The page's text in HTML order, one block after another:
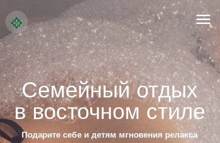
Семейный отдых
в восточном стиле
Подарите себе и детям мгновения релакса
и радости в аутентичном хаммаме у метро
Павелецкая
Записаться